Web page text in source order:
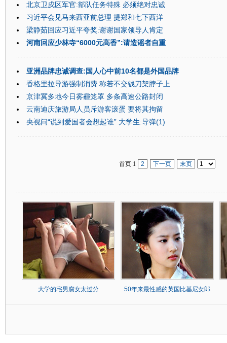
北京卫戍区军官:部队任务特殊 必须绝对忠诚
习近平会见马来西亚前总理 提郑和七下西洋
梁静茹回应习近平夸奖:谢谢国家领导人肯定
河南回应少林寺“6000元高香”:请造谣者自重
亚洲品牌忠诚调查:国人心中前10名都是外国品牌
香格里拉导游强制消费 称若不交钱刀架脖子上
京津冀多地今日雾霾笼罩 多条高速公路封闭
云南迪庆旅游局人员斥游客滚蛋 要将其拘留
央视问“说到爱国者会想起谁” 大学生:导弹(1)
首页 1 2 下一页 末页
大学的宅男腐女太过分 50年来最性感的英国比基尼女郎